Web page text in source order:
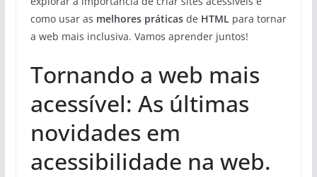
como usar as melhores práticasde HTMLpara tornar
a web mais inclusiva. Vamos aprender juntos!
Tornando a web mais
acessível: As últimas
novidades em
acessibilidade na web.